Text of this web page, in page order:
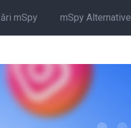
mSpy mSpy Alternative